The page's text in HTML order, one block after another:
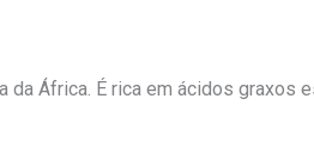
da África. É rica em ácidos graxos